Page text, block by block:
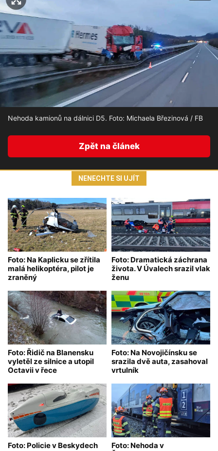
Nehoda kamionů na dálnici D5. Foto: Michaela Březinová / FB
Zpět na článek
NENECHTE SI UJÍT
Foto: Na Kaplicku se zřítila
malá helikoptéra, pilot je
zraněný
Foto: Dramatická záchrana
života. V Úvalech srazil vlak
ženu
Foto: Řidič na Blanensku
vyletěl ze silnice a utopil
Octavii v řece
Foto: Na Novojičínsku se
srazila dvě auta, zasahoval
vrtulník
Foto: Policie v Beskydech
Foto: Nehoda v